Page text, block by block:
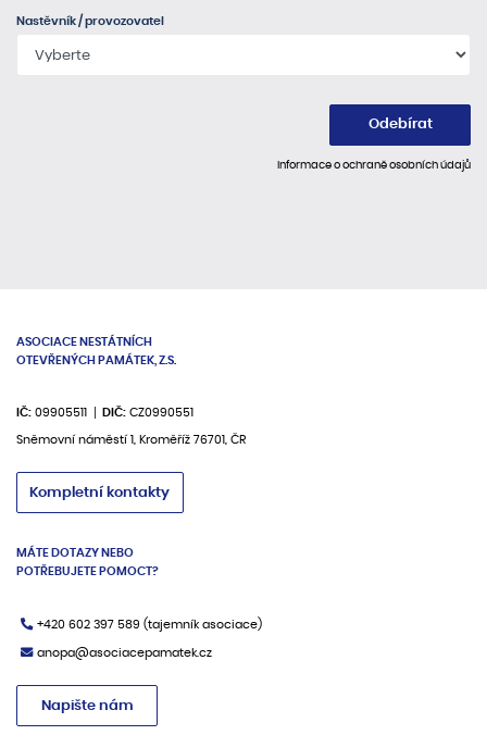
Nastěvník / provozovatel
Odebírat
Informace o ochraně osobních údajů
ASOCIACE NESTÁTNÍCH
OTEVŘENÝCH PAMÁTEK, Z.S.
IČ: 09905511 DIČ: CZ0990551
Sněmovní náměstí 1, Kroměříž 76701, ČR
Kompletní kontakty
MÁTE DOTAZY NEBO
POTŘEBUJETE POMOCT?
+420 602 397 589 (tajemník asociace)
anopa@asociacepamatek.cz
Napište nám